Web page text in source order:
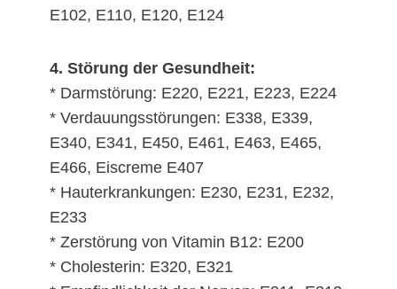
E102, E110, E120, E124
4. Störung der Gesundheit:
* Darmstörung: E220, E221, E223, E224
* Verdauungsstörungen: E338, E339,
E340, E341, E450, E461, E463, E465,
E466, Eiscreme E407
* Hauterkrankungen: E230, E231, E232,
E233
* Zerstörung von Vitamin B12: E200
* Cholesterin: E320, E321